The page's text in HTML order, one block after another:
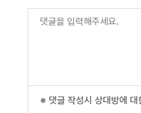
※ 댓글 작성시 상대방에